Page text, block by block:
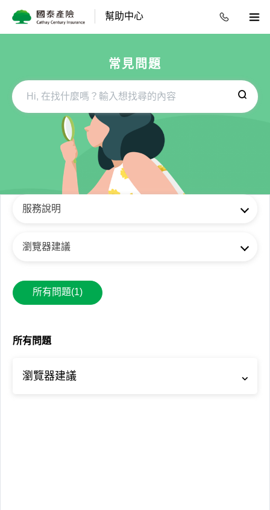
幫助中心
常見問題
服務說明
瀏覽器建議
所有問題(1)
所有問題
瀏覽器建議